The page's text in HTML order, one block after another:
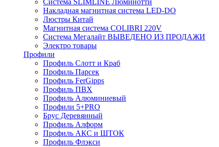
Система SLIMLINE Люминотти
Накладная магнитная система LED-DO
Люстры Китай
Магнитная система COLIBRI 220V
Система Мегалайт ВЫВЕДЕНО ИЗ ПРОДАЖИ
Электро товары
Профили
Профиль Слотт и Краб
Профиль Парсек
Профиль FerGipps
Профиль ПВХ
Профиль Алюминиевый
Профили 5+PRO
Брус Деревянный
Профиль Алформ
Профиль АКС и ШТОК
Профиль Флэкси